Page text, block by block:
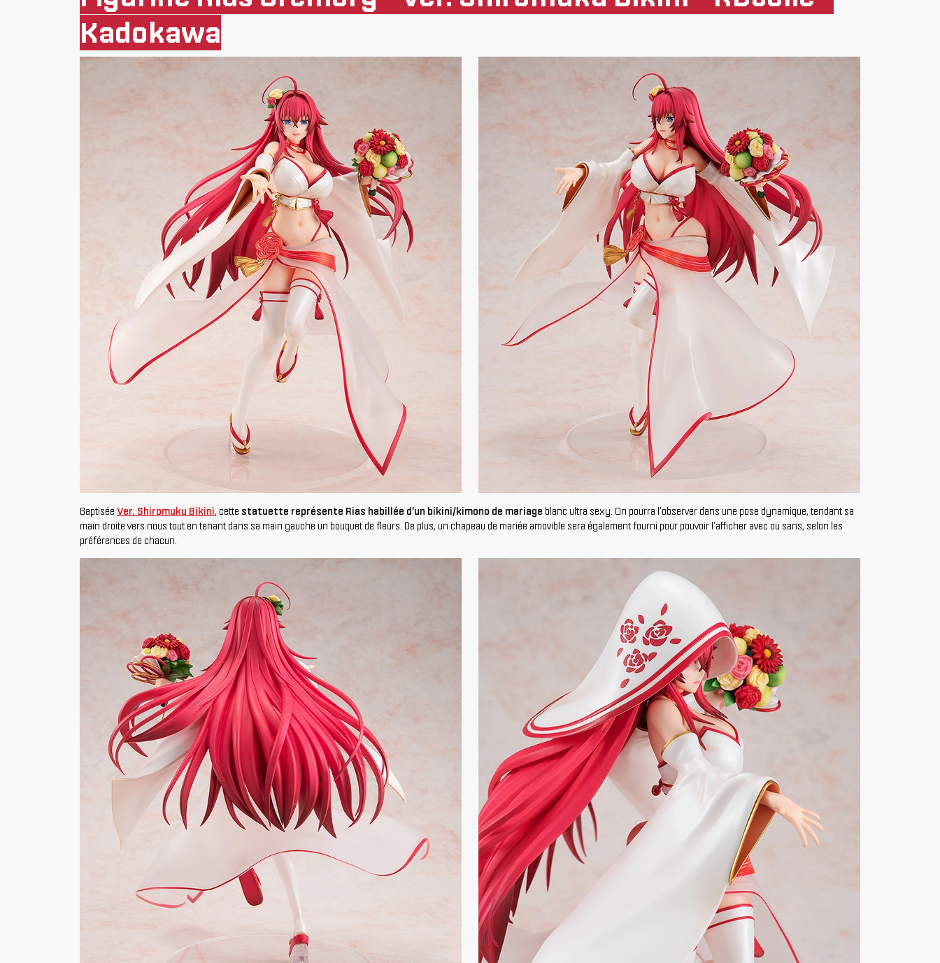
Kadokawa
Baptisée Ver. Shiromuku Bikini, cette statuette représente Rias habillée d'un bikini/kimono de mariage blanc ultra sexy. On pourra l'observer dans une pose dynamique, tendant sa
main droite vers nous tout en tenant dans sa main gauche un bouquet de fleurs. De plus, un chapeau de mariée amovible sera également fourni pour pouvoir l'afficher avec ou sans, selon les
préférences de chacun.